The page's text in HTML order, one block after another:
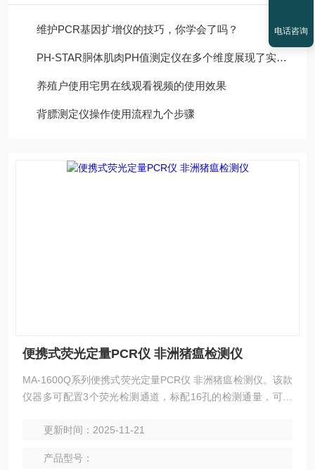
维护PCR基因扩增仪的技巧，你学会了吗？
PH-STAR胴体肌肉PH值测定仪在多个维度展现了实用价值
养殖户使用宅男在线观看视频的使用效果
背膘测定仪操作使用流程九个步骤
便携式荧光定量PCR仪 非洲猪瘟检测仪
MA-1600Q系列便携式荧光定量PCR仪 非洲猪瘟检测仪。该款
仪器多可配置3个荧光检测通道，标配16孔的检测通量，可通
可选配外接电池等特点，可充分满足用户对于小通量实验以及
更新时间：2025-11-21
产品型号：
电话咨询